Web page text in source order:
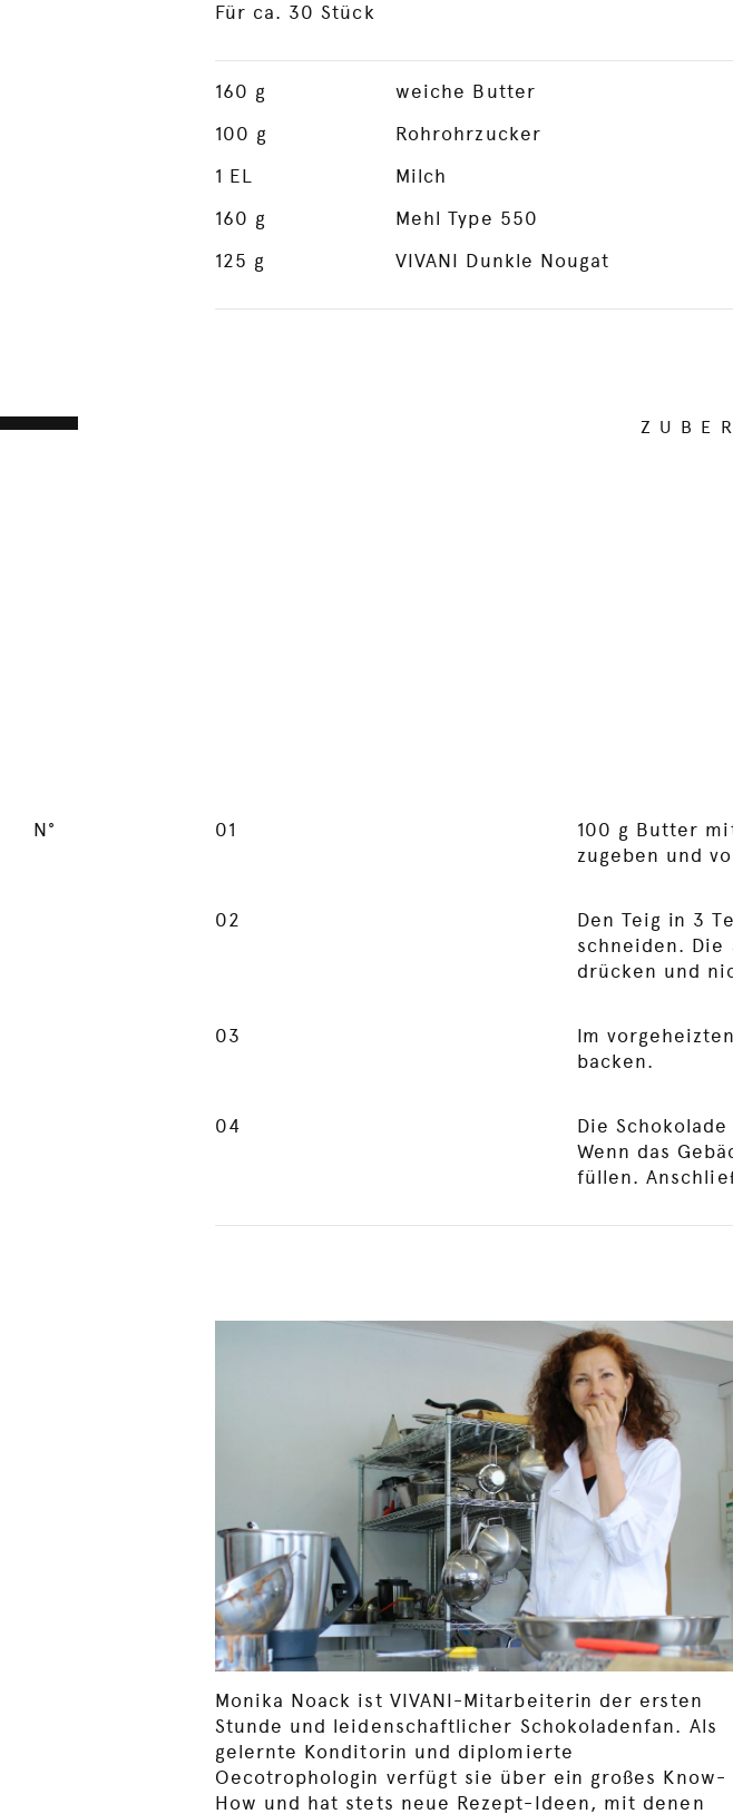
Für ca. 30 Stück
160 g
weiche Butter
100 g
Rohrohrzucker
1 EL
Milch
160 g
Mehl Type 550
125 g VIVANI Dunkle Nougat
N° 01
100 g Butter
zugeben und
02
Den Teig in 3
schneiden.
drücken und
03
Im
backen.
04
Die
Wenn das
füllen.
Monika Noack ist VIVANI-Mitarbeiterin der ersten
Stunde und leidenschaftlicher Schokoladenfan. Als
gelernte Konditorin und diplomierte
Oecotrophologin verfügt sie über ein großes Know-
How und hat stets neue Rezept-Ideen, mit denen